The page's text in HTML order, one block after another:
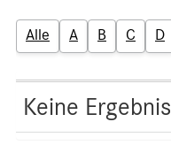
Alle A B C D
Keine